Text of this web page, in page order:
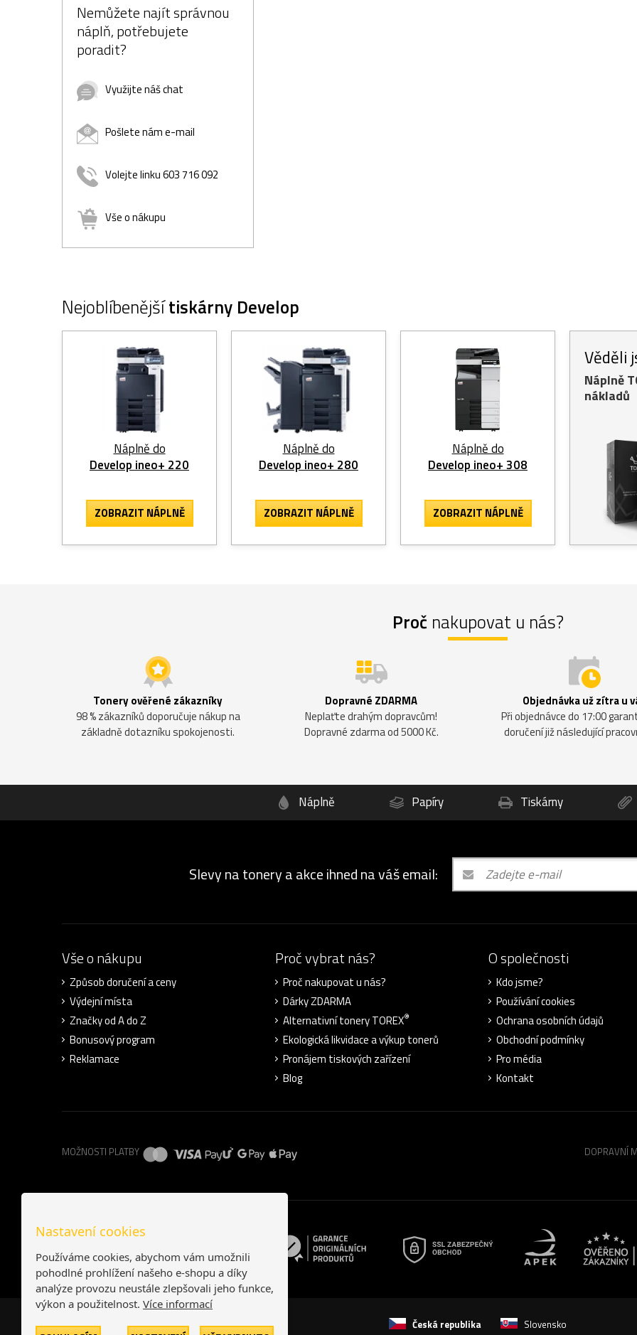
Nemůžete najít správnou
náplň, potřebujete
poradit?
Využijte náš chat
Pošlete nám e-mail
Volejte linku 603 716 092
Vše o nákupu
Nejoblíbenějšítiskárny Develop
Náplně do
Develop ineo+ 220
ZOBRAZITNÁPLNĚ
Náplně do
Develop ineo+ 280
ZOBRAZITNÁPLNĚ
Náplně do
Develop ineo+ 308
ZOBRAZITNÁPLNĚ
Věděli
Náplně
nákladů
Proč nakupovat u nás?
Tonery ověřené zákazníky
98 % zákazníků doporučuje nákup na
základně dotazníku spokojenosti.
Dopravné ZDARMA
Neplaťte drahým dopravcům!
Dopravné zdarma od 5000 Kč.
Objednávka už zítra u
Při objednávce do 17:00
doručení již následující
Náplně Papíry Tiskárny
Slevy na tonery a akce ihned na váš email:
Vše o nákupu
Způsob doručení a ceny
Výdejní místa
Značky od A do Z
Bonusový program
Reklamace
Proč vybrat nás?
Proč nakupovat u nás?
Dárky ZDARMA
Alternativní tonery TOREX®
Ekologická likvidace a výkup tonerů
Pronájem tiskových zařízení
Blog
O společnosti
Kdo jsme?
Používání cookies
Ochrana osobních údajů
Obchodní podmínky
Pro média
Kontakt
MOŽNOSTI PLATBY DOPRAVNÍ
Česká republika Slovensko
Nastavení cookies
Používáme cookies, abychom vám umožnili
pohodlné prohlížení našeho e-shopu a díky
analýze provozu neustále zlepšovali jeho funkce,
výkon a použitelnost. Více informací